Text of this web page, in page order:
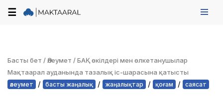
☰
Басты бет /Әлеумет /БАҚ өкілдері мен өлкетанушылар
Мақтаарал ауданында тазалық іс-шарасына қатысты
әлеумет / басты жаңалық / жаңалықтар / қоғам / саясат